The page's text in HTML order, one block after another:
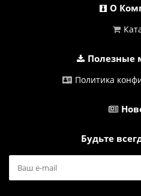
О
Полезные
Политика
Будьте